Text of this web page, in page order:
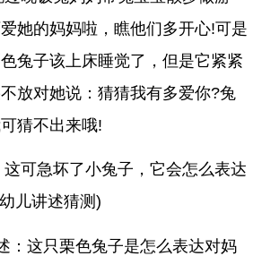
她的妈妈啦，瞧他们多开心!可是
兔子该上床睡觉了，但是它紧紧
放对她说：猜猜我有多爱你?兔
猜不出来哦!
可急坏了小兔子，它会怎么表达
儿讲述猜测)
：这只栗色兔子是怎么表达对妈